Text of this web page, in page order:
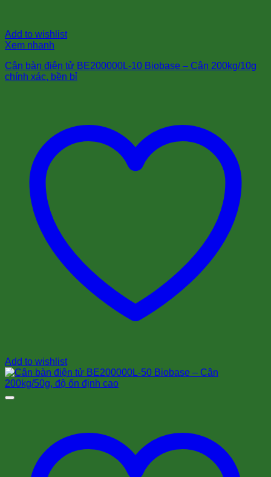
Add to wishlist
Xem nhanh
Cân bàn điện tử BE200000L-10 Biobase – Cân 200kg/10g
chính xác, bền bỉ
Add to wishlist